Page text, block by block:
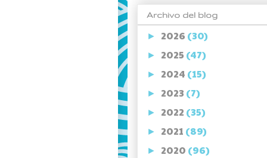
Archivo del blog
► 2026 (30)
► 2025 (47)
► 2024 (15)
► 2023 (7)
► 2022 (35)
► 2021 (89)
► 2020 (96)